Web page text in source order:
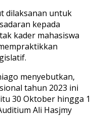
dilaksanan untuk
kepada
kader mahasiswa
menyebutkan,
tahun 2023 ini
30 Oktober hingga 1
Ali Hasjmy